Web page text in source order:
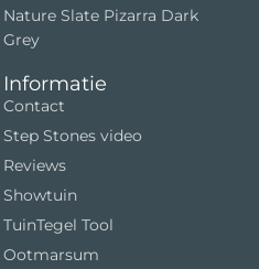
Nature Slate Pizarra Dark
Grey
Informatie
Contact
Step Stones video
Reviews
Showtuin
TuinTegel Tool
Ootmarsum